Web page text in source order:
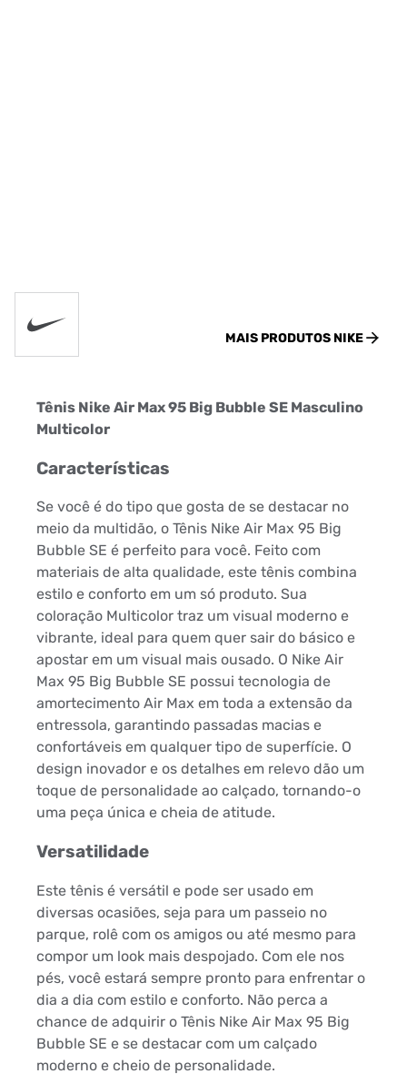
MAIS PRODUTOS NIKE
Tênis Nike Air Max 95 Big Bubble SE Masculino
Multicolor
Características
Se você é do tipo que gosta de se destacar no
meio da multidão, o Tênis Nike Air Max 95 Big
Bubble SE é perfeito para você. Feito com
materiais de alta qualidade, este tênis combina
estilo e conforto em um só produto. Sua
coloração Multicolor traz um visual moderno e
vibrante, ideal para quem quer sair do básico e
apostar em um visual mais ousado. O Nike Air
Max 95 Big Bubble SE possui tecnologia de
amortecimento Air Max em toda a extensão da
entressola, garantindo passadas macias e
confortáveis em qualquer tipo de superfície. O
design inovador e os detalhes em relevo dão um
toque de personalidade ao calçado, tornando-o
uma peça única e cheia de atitude.
Versatilidade
Este tênis é versátil e pode ser usado em
diversas ocasiões, seja para um passeio no
parque, rolê com os amigos ou até mesmo para
compor um look mais despojado. Com ele nos
pés, você estará sempre pronto para enfrentar o
dia a dia com estilo e conforto. Não perca a
chance de adquirir o Tênis Nike Air Max 95 Big
Bubble SE e se destacar com um calçado
moderno e cheio de personalidade.